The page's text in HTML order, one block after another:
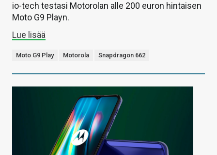
io-tech testasi Motorolan alle 200 euron hintaisen
Moto G9 Playn.
Lue lisää
Moto G9 Play Motorola Snapdragon 662